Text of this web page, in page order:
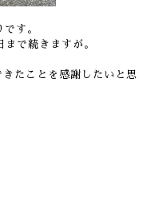
す。
で続きますが。
たことを感謝したいと思